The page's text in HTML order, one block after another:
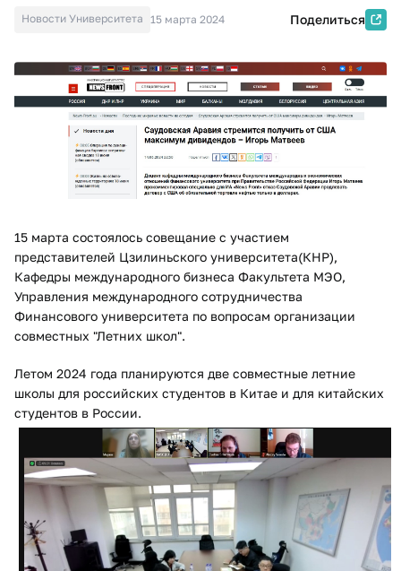
Новости Университета 15 марта 2024 Поделиться
15 марта состоялось совещание с участием
представителей Цзилиньского университета(КНР),
Кафедры международного бизнеса Факультета МЭО,
Управления международного сотрудничества
Финансового университета по вопросам организации
совместных "Летних школ".
Летом 2024 года планируются две совместные летние
школы для российских студентов в Китае и для китайских
студентов в России.